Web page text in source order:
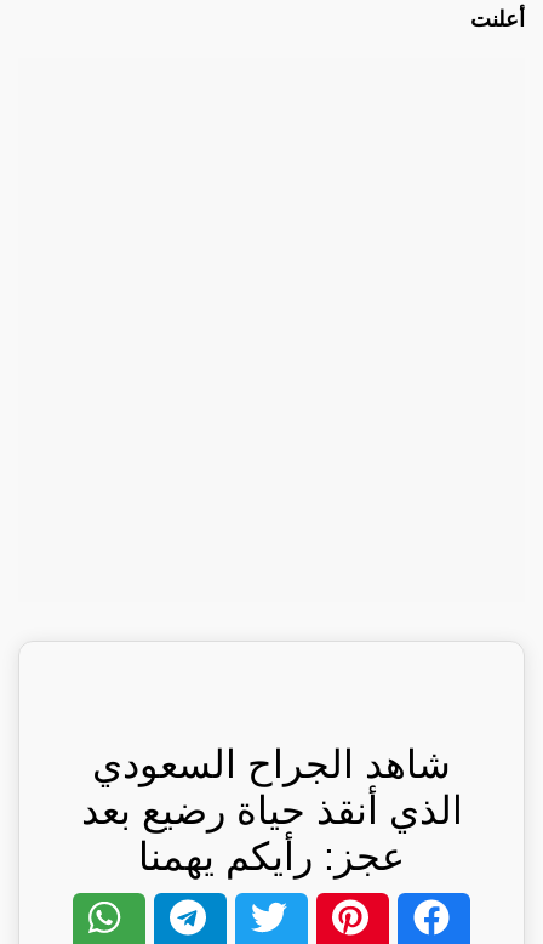
أعلنت
شاهد الجراح السعودي
الذي أنقذ حياة رضيع بعد
عجز: رأيكم يهمنا